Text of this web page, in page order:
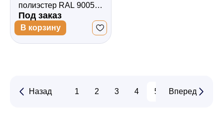
полиэстер RAL 9005
(Глубокий черный)
3000*118*0,45
односторонний
Полукруглый
Под заказ
В корзину
Назад 1 2 3 4 5 Вперед